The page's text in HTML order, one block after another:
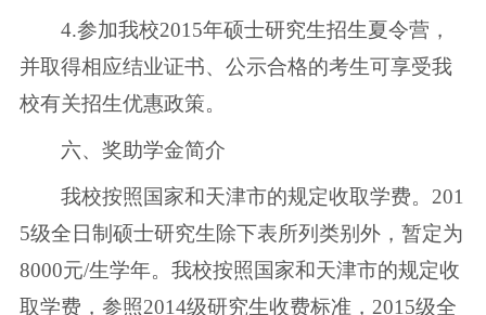
4.参加我校2015年硕士研究生招生夏令营，
并取得相应结业证书、公示合格的考生可享受我
校有关招生优惠政策。
六、奖助学金简介
我校按照国家和天津市的规定收取学费。201
5级全日制硕士研究生除下表所列类别外，暂定为
8000元/生学年。我校按照国家和天津市的规定收
取学费，参照2014级研究生收费标准，2015级全